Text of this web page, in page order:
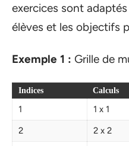
exercices sont
élèves et les objectifs
Exemple 1 : Grille de
Indices Calculs
1 1 x 1
2
2 x 2